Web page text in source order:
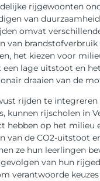
rijgewoonten
van
omvat
van brandstofverbruik
het kiezen voor
lage uitstoot en
draaien van de
rijden te integreren
kunnen rijscholen in
hebben op het milieu
van de CO2-uitstoot
ze hun leerlingen
van hun
verantwoorde